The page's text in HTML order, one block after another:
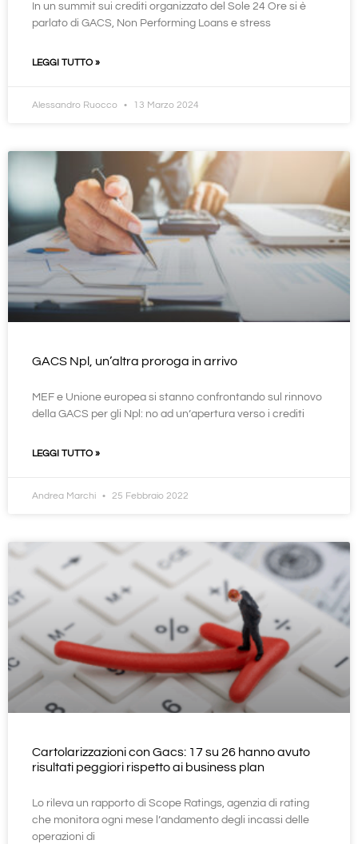
In un summit sui crediti organizzato del Sole 24 Ore si è
parlato di GACS, Non Performing Loans e stress
LEGGI TUTTO »
Alessandro Ruocco 13 Marzo 2024
GACS Npl, un’altra proroga in arrivo
MEF e Unione europea si stanno confrontando sul rinnovo
della GACS per gli Npl: no ad un’apertura verso i crediti
LEGGI TUTTO »
Andrea Marchi 25 Febbraio 2022
Cartolarizzazioni con Gacs: 17 su 26 hanno avuto
risultati peggiori rispetto ai business plan
Lo rileva un rapporto di Scope Ratings, agenzia di rating
che monitora ogni mese l’andamento degli incassi delle
operazioni di